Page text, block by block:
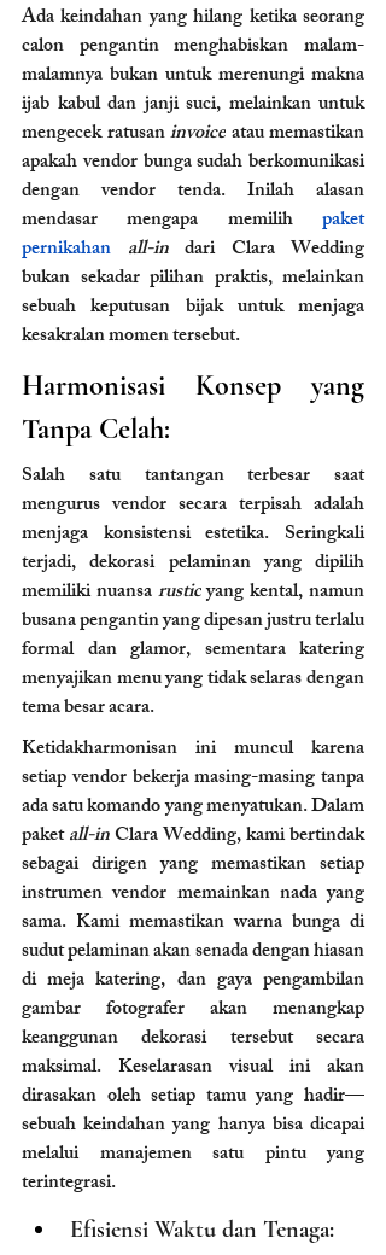
Ada keindahan yang hilang ketika seorang
calon pengantin menghabiskan malam-
malamnya bukan untuk merenungi makna
ijab kabul dan janji suci, melainkan untuk
mengecek ratusan invoice atau memastikan
apakah vendor bunga sudah berkomunikasi
dengan vendor tenda. Inilah alasan
mendasar mengapa memilih paket
pernikahan all-in dari Clara Wedding
bukan sekadar pilihan praktis, melainkan
sebuah keputusan bijak untuk menjaga
kesakralan momen tersebut.
Harmonisasi Konsep yang
Tanpa Celah:
Salah satu tantangan terbesar saat
mengurus vendor secara terpisah adalah
menjaga konsistensi estetika. Seringkali
terjadi, dekorasi pelaminan yang dipilih
memiliki nuansa rustic yang kental, namun
busana pengantin yang dipesan justru terlalu
formal dan glamor, sementara katering
menyajikan menu yang tidak selaras dengan
tema besar acara.
Ketidakharmonisan ini muncul karena
setiap vendor bekerja masing-masing tanpa
ada satu komando yang menyatukan. Dalam
paket all-in Clara Wedding, kami bertindak
sebagai dirigen yang memastikan setiap
instrumen vendor memainkan nada yang
sama. Kami memastikan warna bunga di
sudut pelaminan akan senada dengan hiasan
di meja katering, dan gaya pengambilan
gambar fotografer akan menangkap
keanggunan dekorasi tersebut secara
maksimal. Keselarasan visual ini akan
dirasakan oleh setiap tamu yang hadir—
sebuah keindahan yang hanya bisa dicapai
melalui manajemen satu pintu yang
terintegrasi.
Efisiensi Waktu dan Tenaga: